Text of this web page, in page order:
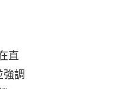
直
調